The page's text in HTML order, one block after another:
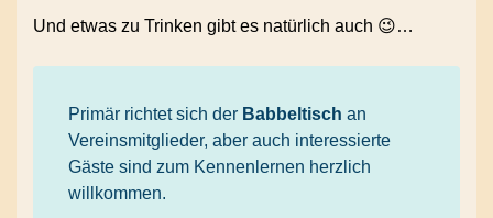
Und etwas zu Trinken gibt es natürlich auch 😉…
Primär richtet sich der Babbeltisch an
Vereinsmitglieder, aber auch interessierte
Gäste sind zum Kennenlernen herzlich
willkommen.